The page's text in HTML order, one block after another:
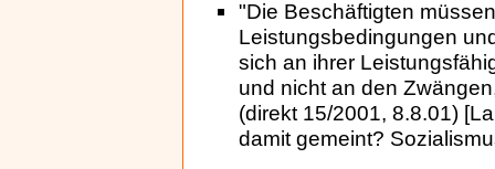
"Die Beschäftigten
Leistungsbedingungen
sich an ihrer
und nicht an den
(direkt 15/2001, 8.8.01)
damit gemeint?